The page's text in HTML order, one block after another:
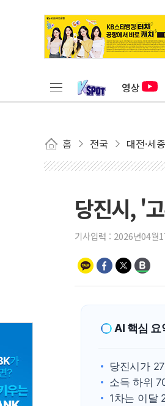
영상
홈 전국 대전·세
당진시, '
기사입력 : 2026년04월
AI 핵심 요
당진시가
소득 하위
1차는 이달